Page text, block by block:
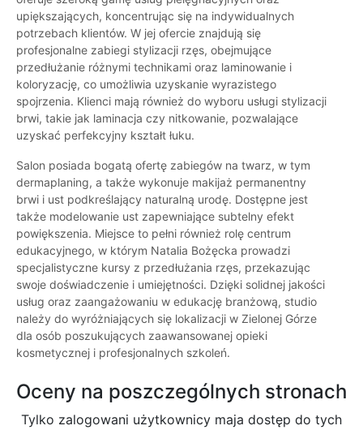
upiększających, koncentrując się na indywidualnych
potrzebach klientów. W jej ofercie znajdują się
profesjonalne zabiegi stylizacji rzęs, obejmujące
przedłużanie różnymi technikami oraz laminowanie i
koloryzację, co umożliwia uzyskanie wyrazistego
spojrzenia. Klienci mają również do wyboru usługi stylizacji
brwi, takie jak laminacja czy nitkowanie, pozwalające
uzyskać perfekcyjny kształt łuku.
Salon posiada bogatą ofertę zabiegów na twarz, w tym
dermaplaning, a także wykonuje makijaż permanentny
brwi i ust podkreślający naturalną urodę. Dostępne jest
także modelowanie ust zapewniające subtelny efekt
powiększenia. Miejsce to pełni również rolę centrum
edukacyjnego, w którym Natalia Bożęcka prowadzi
specjalistyczne kursy z przedłużania rzęs, przekazując
swoje doświadczenie i umiejętności. Dzięki solidnej jakości
usług oraz zaangażowaniu w edukację branżową, studio
należy do wyróżniających się lokalizacji w Zielonej Górze
dla osób poszukujących zaawansowanej opieki
kosmetycznej i profesjonalnych szkoleń.
Oceny na poszczególnych stronach
Tylko zalogowani użytkownicy maja dostęp do tych